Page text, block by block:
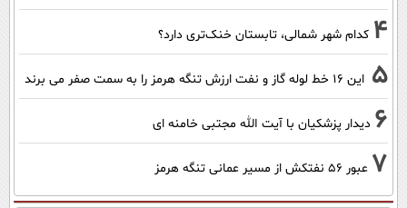
4 کدام شهر شمالی، تابستان خنک‌تری دارد؟
5 این 16 خط لوله گاز و نفت ارزش تنگه هرمز را به سمت صفر می برند
6 دیدار پزشکیان با آیت الله مجتبی خامنه ای
7 عبور ۵۶ نفتکش از مسیر عمانی تنگه هرمز